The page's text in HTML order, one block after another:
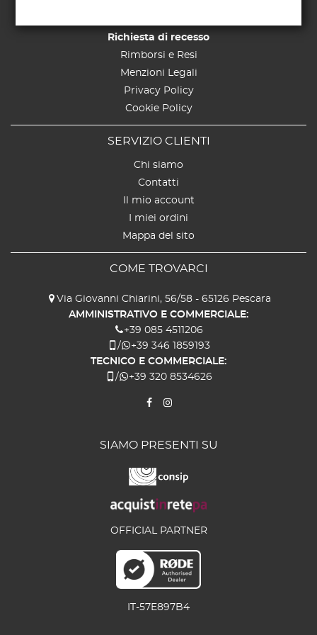
Richiesta di recesso
Rimborsi e Resi
Menzioni Legali
Privacy Policy
Cookie Policy
SERVIZIO CLIENTI
Chi siamo
Contatti
Il mio account
I miei ordini
Mappa del sito
COME TROVARCI
Via Giovanni Chiarini, 56/58 - 65126 Pescara
AMMINISTRATIVO E COMMERCIALE:
+39 085 4511206
/
+39 346 1859193
TECNICO E COMMERCIALE:
/
+39 320 8534626
SIAMO PRESENTI SU
OFFICIAL PARTNER
IT-57E897B4